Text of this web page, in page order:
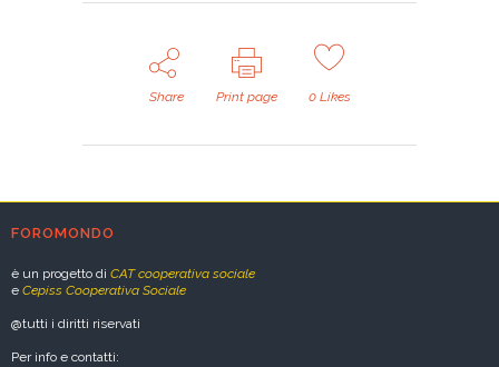
Share Print page 0Likes
FOROMONDO
è un progetto di CAT cooperativa sociale
e Cepiss Cooperativa Sociale
@tutti i diritti riservati
Per info e contatti: